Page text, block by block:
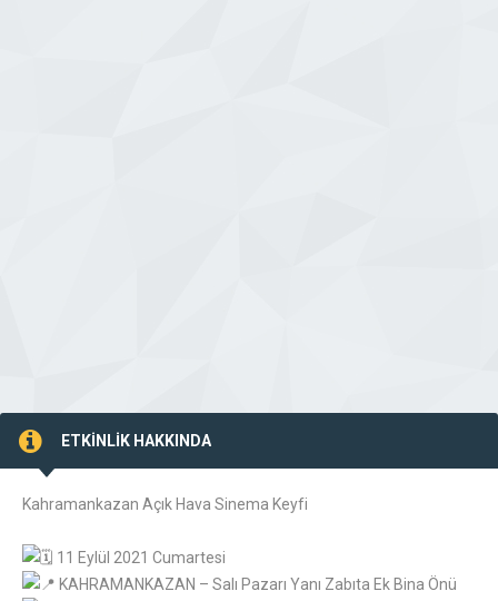
ETKİNLİK HAKKINDA
Kahramankazan Açık Hava Sinema Keyfi
11 Eylül 2021 Cumartesi
KAHRAMANKAZAN – Salı Pazarı Yanı Zabıta Ek Bina Önü